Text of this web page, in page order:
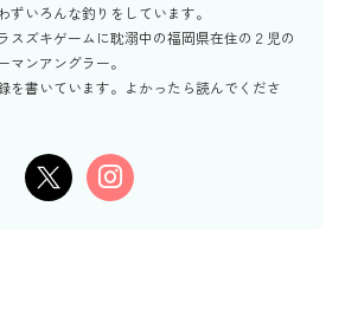
ずいろんな釣りをしています。
スズキゲームに耽溺中の福岡県在住の２児の
マンアングラー。
を書いています。よかったら読んでくださ